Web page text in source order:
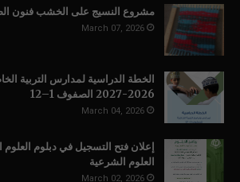
مشروع النسيج على الخشب فنون
March 07, 2026
الخطة الدراسية لمدارس التربية
2026-2027 الصفوف 1–12
March 04, 2026
العلوم الشرعية
March 02, 2026